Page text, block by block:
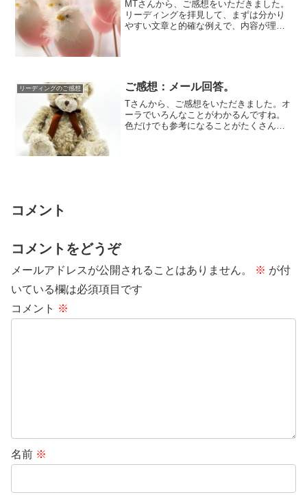
MTさんから、ご感想をいただきました。
リーディングを拝見して、まずは分かり
やすい文章と的確な例えで、内容が理解
リーディングのご感想 ご感想：メール回答。
Tさんから、ご感想をいただきました。オ
ーラでいろんなことがわかるんですね。
色だけでも参考になることがたくさんあ
コメント
コメントをどうぞ
メールアドレスが公開されることはありません。 ※ が付
いている欄は必須項目です
コメント ※
名前 ※